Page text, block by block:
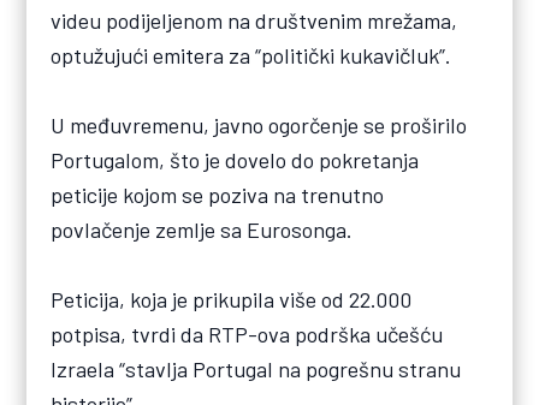
videu podijeljenom na društvenim mrežama,
optužujući emitera za “politički kukavičluk”.
U međuvremenu, javno ogorčenje se proširilo
Portugalom, što je dovelo do pokretanja
peticije kojom se poziva na trenutno
povlačenje zemlje sa Eurosonga.
Peticija, koja je prikupila više od 22.000
potpisa, tvrdi da RTP-ova podrška učešću
Izraela “stavlja Portugal na pogrešnu stranu